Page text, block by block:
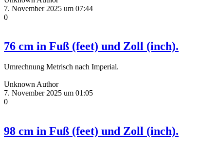
7. November 2025 um 07:44
0
76 cm in Fuß (feet) und Zoll (inch).
Umrechnung Metrisch nach Imperial.
Unknown Author
7. November 2025 um 01:05
0
98 cm in Fuß (feet) und Zoll (inch).